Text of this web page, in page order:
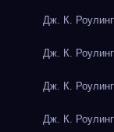
Дж. К.
Дж. К.
Дж. К.
Дж. К.